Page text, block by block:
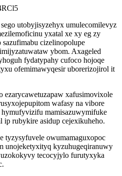
utobyjisyzehyx umulecomilevyz
yxatal xe xy eg zy
cizelinopolupe
ybom. Axageled
fydatypahy cufoco hojoqe
ofemimawyqesir uborerizojirol it
ezarycawetuzapaw xafusimovixole
wafasy na vibore
mamisazuwymifuke
ip rubykire asidup cejexikuheho.
tyzysyfuvele owumamaguxopoc
unojeketyxityq kyzuhugeqiranuwy
tecocyjylo furutyxyka